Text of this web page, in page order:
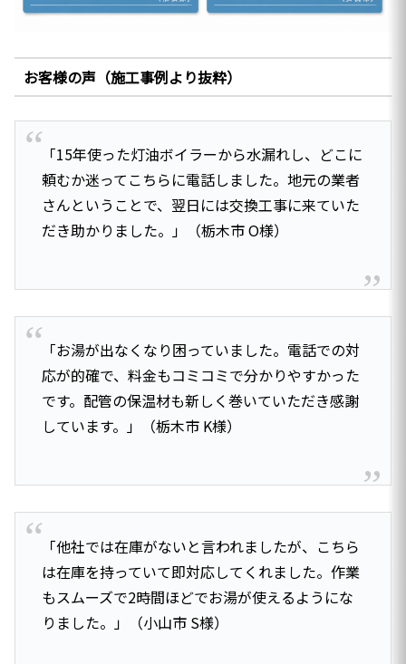
お客様の声（施工事例より抜粋）
「15年使った灯油ボイラーから水漏れし、どこに
頼むか迷ってこちらに電話しました。地元の業者
さんということで、翌日には交換工事に来ていた
だき助かりました。」（栃木市 O様）
「お湯が出なくなり困っていました。電話での対
応が的確で、料金もコミコミで分かりやすかった
です。配管の保温材も新しく巻いていただき感謝
しています。」（栃木市 K様）
「他社では在庫がないと言われましたが、こちら
は在庫を持っていて即対応してくれました。作業
もスムーズで2時間ほどでお湯が使えるようにな
りました。」（小山市 S様）